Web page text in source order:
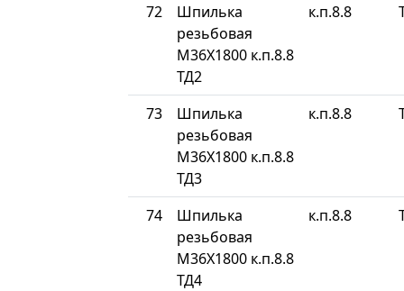
72
Шпилька
резьбовая
М36Х1800 к.п.8.8
ТД2
к.п.8.8
73
Шпилька
резьбовая
М36Х1800 к.п.8.8
ТД3
к.п.8.8
74
Шпилька
резьбовая
М36Х1800 к.п.8.8
ТД4
к.п.8.8